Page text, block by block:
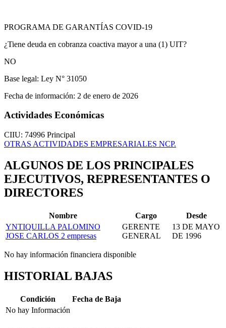
PROGRAMA DE GARANTÍAS COVID-19
¿Tiene deuda en cobranza coactiva mayor a una (1) UIT?
NO
Base legal: Ley N° 31050
Fecha de información: 2 de enero de 2026
Actividades Económicas
CIIU: 74996 Principal
OTRAS ACTIVIDADES EMPRESARIALES NCP.
ALGUNOS DE LOS PRINCIPALES
EJECUTIVOS, REPRESENTANTES O
DIRECTORES
Nombre Cargo
Desde
YNTIQUILLA PALOMINO
JOSE CARLOS 2 empresas
GERENTE
GENERAL
13 DE MAYO
DE 1996
No hay información financiera disponible
HISTORIAL BAJAS
Condición
Fecha de Baja
No hay Información